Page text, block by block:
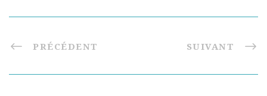
PRÉCÉDENT SUIVANT